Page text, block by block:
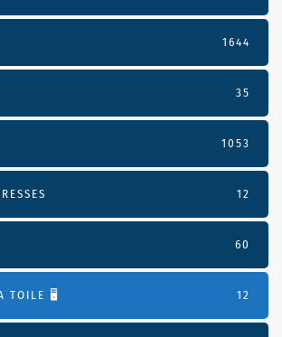
1644
35
1053
12
60
TOILE 🖥️ 12